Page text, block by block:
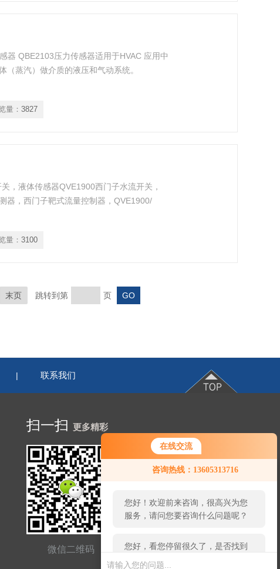
在线交流
咨询热线：13605313716
您好！欢迎前来咨询，很高兴为您
服务，请问您要咨询什么问题呢？
您好，看您停留很久了，是否找到
了需求产品，您可以直接在线与我
器 QBE2103压力传感器适用于HVAC 应用中
（蒸汽）做介质的液压和气动系统。
量： 3827
，液体传感器QVE1900西门子水流开关，
器，西门子靶式流量控制器，QVE1900/
量： 3100
末页 跳转到第 页
| 联系我们
扫一扫 更多精彩
微信二维码 网站二维码